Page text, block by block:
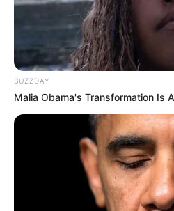
BUZZDAY
Malia Obama's Transformation Is